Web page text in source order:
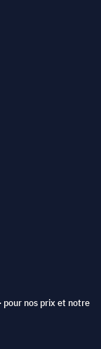
pour nos prix et notre